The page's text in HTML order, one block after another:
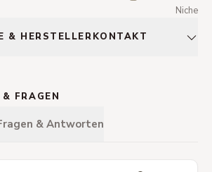
Niche
& HERSTELLERKONTAKT
FRAGEN
& Antworten